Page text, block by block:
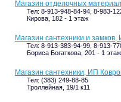
Магазин отделочных
Тел: 8-913-948-84-94, 8-983-
Кирова, 182 - 1 этаж
Магазин сантехники и
Тел: 8-913-383-94-99, 8-913-
Бориса Богаткова, 201 - 1 этаж
Магазин сантехники, ИП
Тел: (383) 249-88-85
Троллейная, 19/1 к11